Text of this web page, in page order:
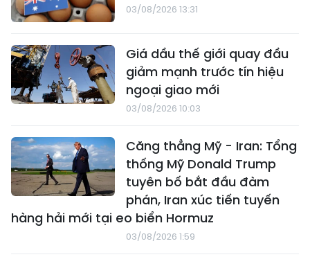
03/08/2026 13:31
Giá dầu thế giới quay đầu
giảm mạnh trước tín hiệu
ngoại giao mới
03/08/2026 10:03
Căng thẳng Mỹ - Iran: Tổng
thống Mỹ Donald Trump
tuyên bố bắt đầu đàm
phán, Iran xúc tiến tuyến
hàng hải mới tại eo biển Hormuz
03/08/2026 1:59